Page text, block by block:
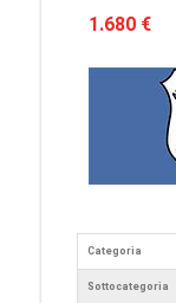
1.680 €
Categoria
Sottocategoria